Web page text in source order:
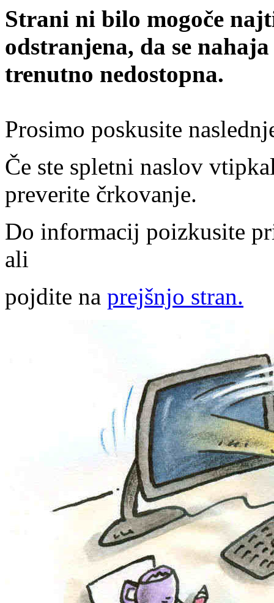
Strani ni bilo mogoče
odstranjena, da se
trenutno nedostopna.
Prosimo poskusite
Če ste spletni naslov
preverite črkovanje.
Do informacij poizkusite
ali
pojdite na prejšnjo stran.